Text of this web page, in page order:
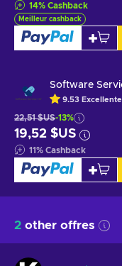
14% Cashback
Meilleur cashback
Software
9.53 Excellente
22,51 $US-13%
19,52 $US
11% Cashback
2 other offres